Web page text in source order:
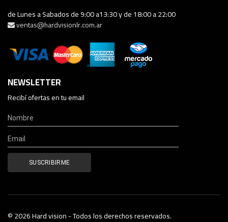
de Lunes a Sabados de 9:00 a13:30 y de 18:00 a 22:00
ventas@hardvisionlr.com.ar
NEWSLETTER
Recibí ofertas en tu email
© 2026 Hard vision - Todos los derechos reservados.